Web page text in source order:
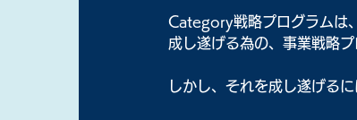
Category戦略プログラムは
成し遂げる為の、事業戦略プ
しかし、それを成し遂げる